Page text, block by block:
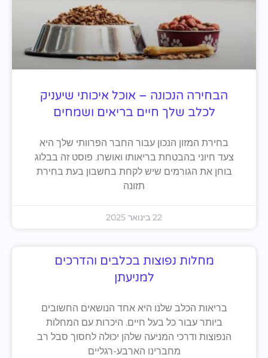
הבחירה הנכונה – אוכל איכותי שיעניק
לכלב שלך חיים בריאים ושמחים
בחירת המזון הנכון עבור החבר הפרוותי שלך היא
צעד חיוני בהבטחת בריאותו ואושרו. פוסט זה בבלוג
בוחן את הגורמים שיש לקחת בחשבון בעת בחירת
תזונה
22 בינואר 2025
מחלות נפוצות בכלבים והדרכים
למניעתן
בריאות הכלב שלנו היא אחד הנושאים החשובים
ביותר עבור כל בעל חיים. היכרות עם המחלות
הנפוצות ודרכי המניעה שלהן יכולה לחסוך סבל רב
מחברינו הארבע-רגליים